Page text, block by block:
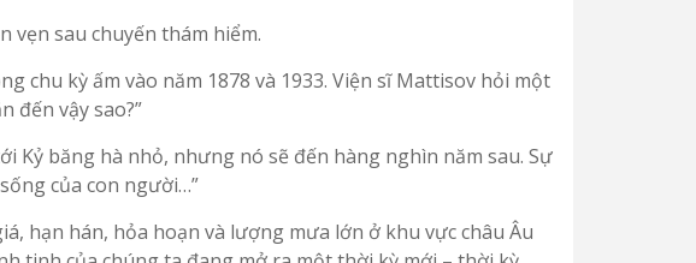
vẹn sau chuyến thám hiểm.
chu kỳ ấm vào năm 1878 và 1933. Viện sĩ Mattisov hỏi một
đến vậy sao?”
Kỷ băng hà nhỏ, nhưng nó sẽ đến hàng nghìn năm sau. Sự
của con người…”
hạn hán, hỏa hoạn và lượng mưa lớn ở khu vực châu Âu